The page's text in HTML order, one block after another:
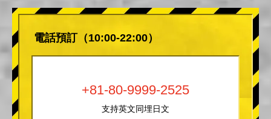
電話預訂（10:00-22:00）
+81-80-9999-2525
支持英文同埋日文